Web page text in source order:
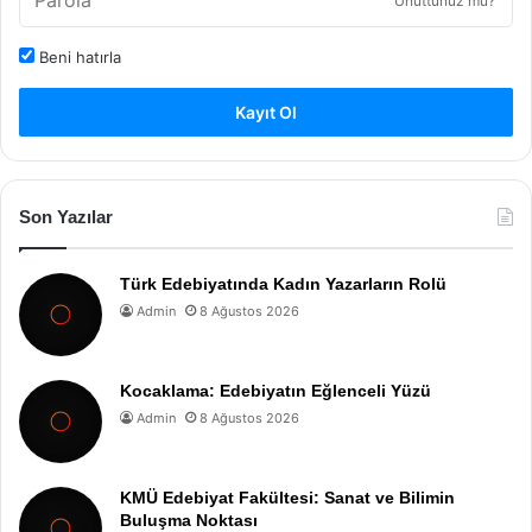
Beni hatırla
Kayıt Ol
Son Yazılar
Türk Edebiyatında Kadın Yazarların Rolü
Admin 8 Ağustos 2026
Kocaklama: Edebiyatın Eğlenceli Yüzü
Admin 8 Ağustos 2026
KMÜ Edebiyat Fakültesi: Sanat ve Bilimin
Buluşma Noktası